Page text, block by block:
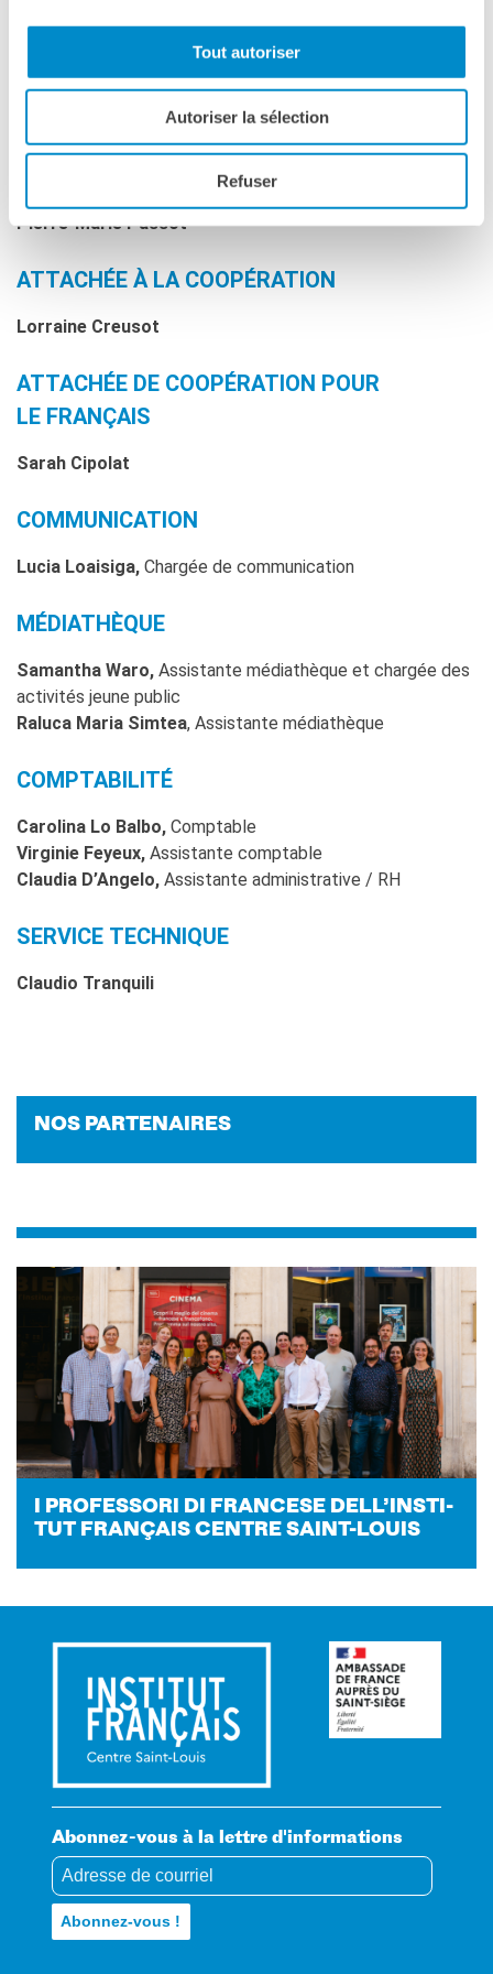
Tout autoriser
Autoriser la sélection
Refuser
ACTION CULTURELLE - CINÉMA
Nolwenn Delisle, Coordinatrice des événements
AFFAIRES RELIGIEUSES
Pierre-Marie Passot
ATTACHÉE À LA COOPÉRATION
Lorraine Creusot
ATTACHÉE DE COOPÉRATION POUR
LE FRANÇAIS
Sarah Cipolat
COMMUNICATION
Lucia Loaisiga, Chargée de communication
MÉDIATHÈQUE
Samantha Waro, Assistante médiathèque et chargée des
activités jeune public
Raluca Maria Simtea, Assistante médiathèque
COMPTABILITÉ
Carolina Lo Balbo, Comptable
Virginie Feyeux, Assistante comptable
Claudia D’Angelo, Assistante administrative / RH
SERVICE TECHNIQUE
Claudio Tranquili
NOS PAR­TE­NAIRES
I PRO­FES­SO­RI DI FRAN­CESE DELL’INS­TI­
TUT FRAN­ÇAIS CENTRE SAINT-​LOUIS
Abonnez-vous à la lettre d'informations